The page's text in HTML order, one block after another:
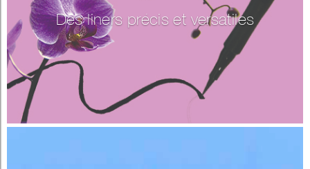
Des liners précis et versatiles